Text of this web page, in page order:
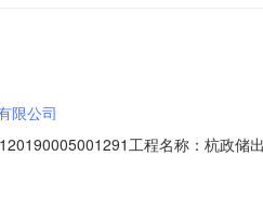
限公司
工程名称：杭政
3招商局物业管理有限公司符合符